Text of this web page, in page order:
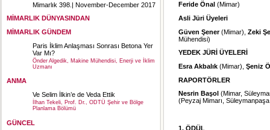
Mimarlık 398.| November-December 2017
MİMARLIK DÜNYASINDAN
MİMARLIK GÜNDEM
Paris İklim Anlaşması Sonrası Betona Yer
Var Mı?
Önder Algedik, Makine Mühendisi, Enerji ve İklim
Uzmanı
ANMA
Ve Selim İlkin’e de Veda Ettik
İlhan Tekeli, Prof. Dr., ODTÜ Şehir ve Bölge
Planlama Bölümü
GÜNCEL
Feride Önal (Mimar)
Asli Jüri Üyeleri
Güven Şener(Mimar), Zeki
Mühendisi)
YEDEK JÜRİ ÜYELERİ
Esra Akbalık (Mimar), Şeniz
RAPORTÖRLER
Nesrin Başol (Mimar,
(Peyzaj Mimarı,
1. ÖDÜL